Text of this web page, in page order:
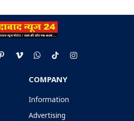
PinterestVimeoWhatsApp
TikTokInstagram
COMPANY
Information
Advertising